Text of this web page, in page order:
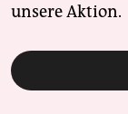
unsere Aktion.